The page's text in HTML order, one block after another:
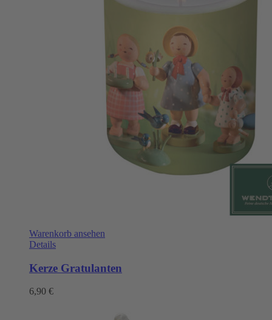
Warenkorb ansehen
Details
Kerze Gratulanten
6,90 €